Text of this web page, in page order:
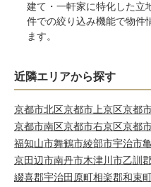
建て・一軒家に特化した立
件での絞り込み機能で物件
ます。
近隣エリアから探す
京都市北区京都市上京区京都
京都市南区京都市右京区京都
福知山市舞鶴市綾部市宇治市
京田辺市南丹市木津川市乙訓
綴喜郡宇治田原町相楽郡和束